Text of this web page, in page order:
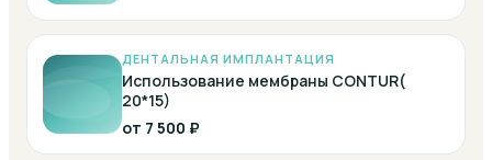
ДЕНТАЛЬНАЯ ИМПЛАНТАЦИЯ
Использование мембраны CONTUR(
20*15)
от 7 500 ₽